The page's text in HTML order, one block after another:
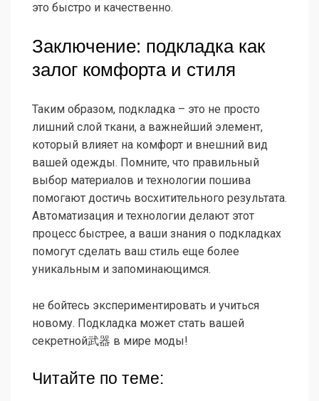
это быстро и качественно.
Заключение: подкладка как
залог комфорта и стиля
Таким образом, подкладка – это не просто
лишний слой ткани, а важнейший элемент,
который влияет на комфорт и внешний вид
вашей одежды. Помните, что правильный
выбор материалов и технологии пошива
помогают достичь восхитительного результата.
Автоматизация и технологии делают этот
процесс быстрее, а ваши знания о подкладках
помогут сделать ваш стиль еще более
уникальным и запоминающимся.
не бойтесь экспериментировать и учиться
новому. Подкладка может стать вашей
секретной武器 в мире моды!
Читайте по теме: